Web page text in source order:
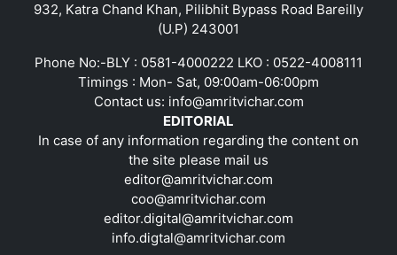
932, Katra Chand Khan, Pilibhit Bypass Road Bareilly
(U.P) 243001
Phone No:-BLY : 0581-4000222 LKO : 0522-4008111
Timings : Mon- Sat, 09:00am-06:00pm
Contact us: info@amritvichar.com
EDITORIAL
In case of any information regarding the content on
the site please mail us
editor@amritvichar.com
coo@amritvichar.com
editor.digital@amritvichar.com
info.digtal@amritvichar.com